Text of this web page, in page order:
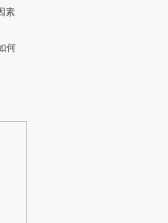
素
何